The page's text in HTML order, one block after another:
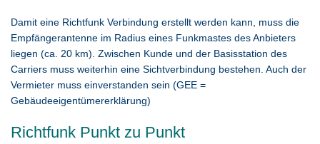
Damit eine Richtfunk Verbindung erstellt werden kann, muss die
Empfängerantenne im Radius eines Funkmastes des Anbieters
liegen (ca. 20 km). Zwischen Kunde und der Basisstation des
Carriers muss weiterhin eine Sichtverbindung bestehen. Auch der
Vermieter muss einverstanden sein (GEE =
Gebäudeeigentümererklärung)
Richtfunk Punkt zu Punkt